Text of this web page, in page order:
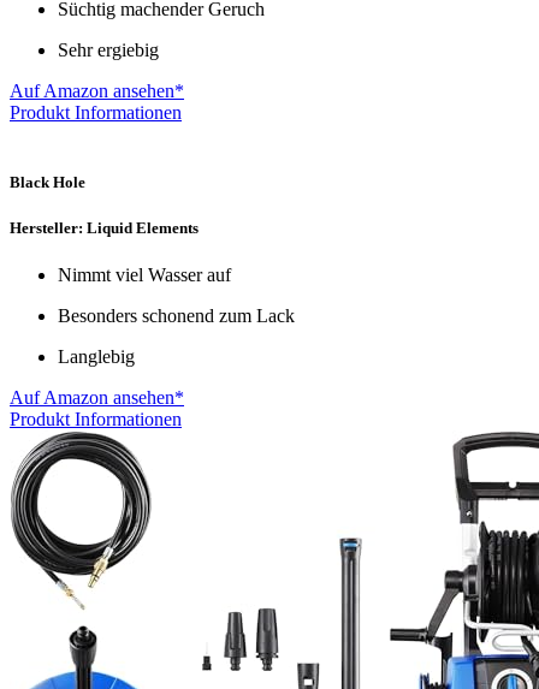
Süchtig machender Geruch
Sehr ergiebig
Auf Amazon ansehen*
Produkt Informationen
Black Hole
Hersteller: Liquid Elements
Nimmt viel Wasser auf
Besonders schonend zum Lack
Langlebig
Auf Amazon ansehen*
Produkt Informationen